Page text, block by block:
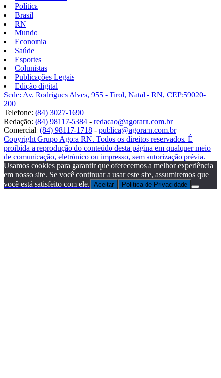
Política
Brasil
RN
Mundo
Economia
Saúde
Esportes
Colunistas
Publicações Legais
Edição digital
Sede: Av. Rodrigues Alves, 955 - Tirol, Natal - RN, CEP:59020-
200
Telefone: (84) 3027-1690
Redação: (84) 98117-5384 - redacao@agorarn.com.br
Comercial: (84) 98117-1718 - publica@agorarn.com.br
Copyright Grupo Agora RN. Todos os direitos reservados. É
proibida a reprodução do conteúdo desta página em qualquer meio
de comunicação, eletrônico ou impresso, sem autorização prévia.
Usamos cookies para garantir que oferecemos a melhor experiência
em nosso site. Se você continuar a usar este site, assumiremos que
você está satisfeito com ele. Aceitar Politica de Privacidade